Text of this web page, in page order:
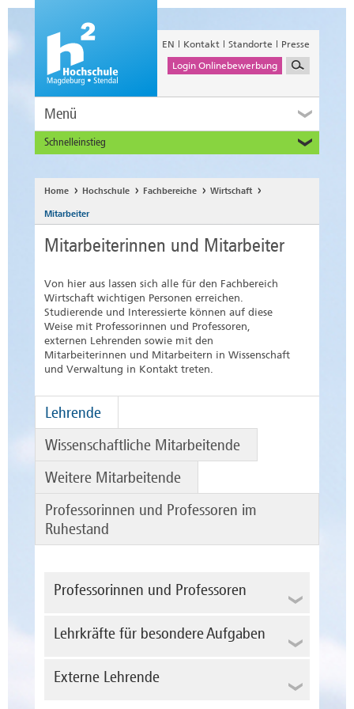
EN Kontakt Standorte
Presse
Login Onlinebewerbung
Menü
Schnelleinstieg
Alumni
Unternehmen und Institutionen
Studierende
Beschäftigte
Home Hochschule Fachbereiche Wirtschaft
Mitarbeiter
Mitarbeiterinnen und Mitarbeiter
Von hier aus lassen sich alle für den Fachbereich
Wirtschaft wichtigen Personen erreichen.
Studierende und Interessierte können auf diese
Weise mit Professorinnen und Professoren,
externen Lehrenden sowie mit den
Mitarbeiterinnen und Mitarbeitern in Wissenschaft
und Verwaltung in Kontakt treten.
Lehrende
Wissenschaftliche Mitarbeitende
Weitere Mitarbeitende
Professorinnen und Professoren im
Ruhestand
Professorinnen und Professoren
Lehrkräfte für besondere Aufgaben
Externe Lehrende